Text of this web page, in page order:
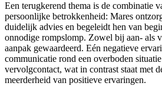
Een terugkerend thema is de combinatie
persoonlijke betrokkenheid: Mares
duidelijk advies en begeleidt hen van
onnodige rompslomp. Zowel bij aan- als
aanpak gewaardeerd. Eén negatieve
communicatie rond een overboden
vervolgcontact, wat in contrast staat met
meerderheid van positieve ervaringen.